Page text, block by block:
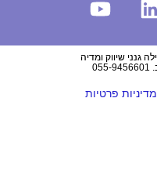
מדיניות פרטיות